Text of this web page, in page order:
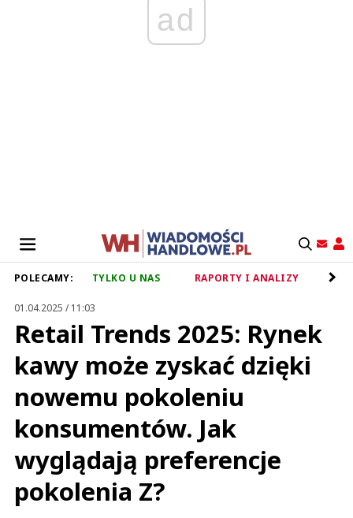
ad
POLECAMY: TYLKO U NAS RAPORTY I ANALIZY
01.04.2025 / 11:03
Retail Trends 2025: Rynek
kawy może zyskać dzięki
nowemu pokoleniu
konsumentów. Jak
wyglądają preferencje
pokolenia Z?